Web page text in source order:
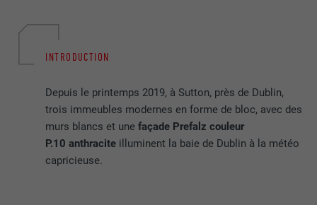
INTRODUCTION
Depuis le printemps 2019, à Sutton, près de Dublin,
trois immeubles modernes en forme de bloc, avec des
murs blancs et unefaçade Prefalz couleur
P.10 anthracite illuminent la baie de Dublin à la météo
capricieuse.